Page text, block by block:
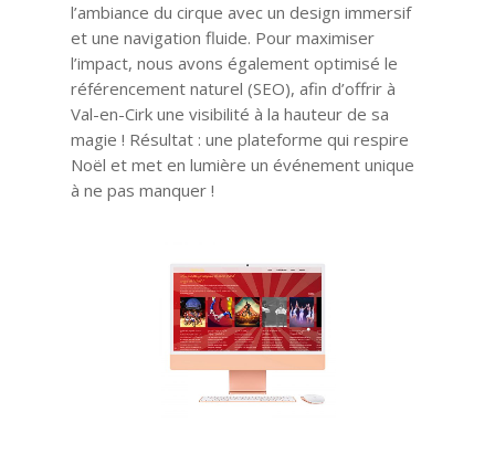
l’ambiance du cirque avec un design immersif
et une navigation fluide. Pour maximiser
l’impact, nous avons également optimisé le
référencement naturel (SEO), afin d’offrir à
Val-en-Cirk une visibilité à la hauteur de sa
magie ! Résultat : une plateforme qui respire
Noël et met en lumière un événement unique
à ne pas manquer !